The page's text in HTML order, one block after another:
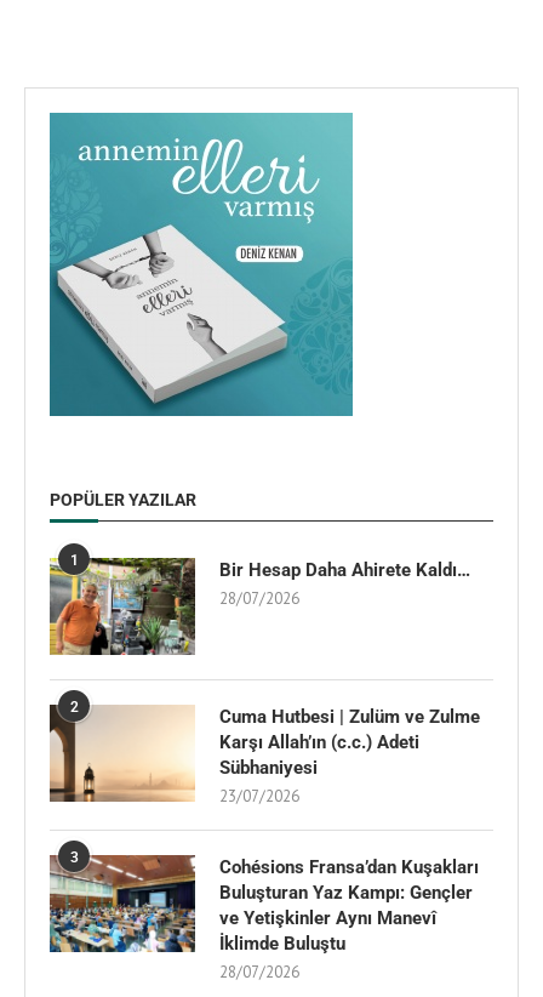
POPÜLER YAZILAR
1 Bir Hesap Daha Ahirete Kaldı…
28/07/2026
2
Cuma Hutbesi | Zulüm ve Zulme
Karşı Allah’ın (c.c.) Adeti
Sübhaniyesi
23/07/2026
3
Cohésions Fransa’dan Kuşakları
Buluşturan Yaz Kampı: Gençler
ve Yetişkinler Aynı Manevî
İklimde Buluştu
28/07/2026